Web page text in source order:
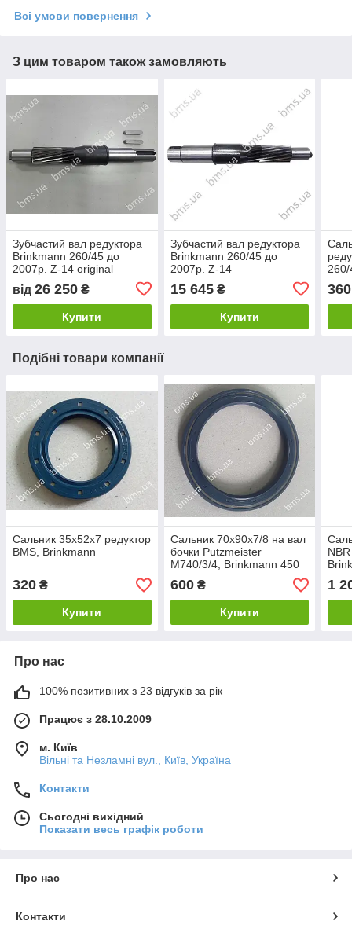
Всі умови повернення
З цим товаром також замовляють
Зубчастий вал редуктора
Brinkmann 260/45 до
2007р. Z-14 original
від 26 250 ₴
Купити
Зубчастий вал редуктора
Brinkmann 260/45 до
2007р. Z-14
15 645₴
Купити
360
Подібні товари компанії
Сальник 35х52х7 редуктор
BMS, Brinkmann
320 ₴
Купити
Сальник 70х90х7/8 на вал
бочки Putzmeister
М740/3/4, Brinkmann 450
600₴
Купити
1
Про нас
100% позитивних з 23 відгуків за рік
Працює з 28.10.2009
м. Київ
Вільні та Незламні вул., Київ, Україна
Контакти
Сьогодні вихідний
Показати весь графік роботи
Про нас
Контакти